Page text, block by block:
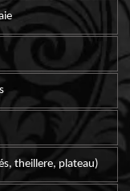
theillere, plateau)